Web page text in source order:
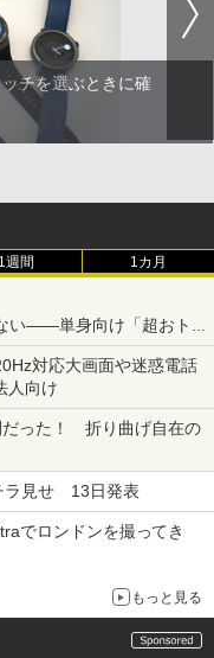
チを選ぶときに確
1週間 1カ月
い――単身向け「超おトク
対応大画面や迷惑電話
人向け
だった！ 折り曲げ自在の
ラ見せ 13日発表
でロンドンを撮ってき
もっと見る